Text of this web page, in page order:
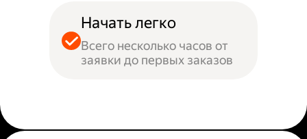
Начать легко
Всего несколько часов от
заявки до первых заказов